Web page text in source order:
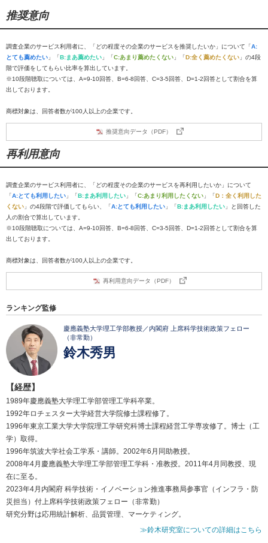
推奨意向
調査企業のサービス利用者に、「どの程度その企業のサービスを推奨したいか」について「A:
とても薦めたい 」「B:まあ薦めたい 」「C:あまり薦めたくない 」「D:全く薦めたくない 」の4段
階で評価をしてもらい比率を算出しています。
※10段階聴取については、A=9-10回答、B=6-8回答、C=3-5回答、D=1-2回答として割合を算
出しております。
商標対象は、回答者数が100人以上の企業です。
推奨意向データ（PDF）
再利用意向
調査企業のサービス利用者に、「どの程度その企業のサービスを再利用したいか」について
「A:とても利用したい 」「B:まあ利用したい 」「C:あまり利用したくない 」「D：全く利用した
くない 」の4段階で評価してもらい、「A:とても利用したい 」「B:まあ利用したい 」と回答した
人の割合で算出しています。
※10段階聴取については、A=9-10回答、B=6-8回答、C=3-5回答、D=1-2回答として割合を算
出しております。
商標対象は、回答者数が100人以上の企業です。
再利用意向データ（PDF）
ランキング監修
慶應義塾大学理工学部教授／内閣府 上席科学技術政策フェロー
（非常勤）
鈴木秀男
【経歴】
1989年慶應義塾大学理工学部管理工学科卒業。
1992年ロチェスター大学経営大学院修士課程修了。
1996年東京工業大学大学院理工学研究科博士課程経営工学専攻修了。博士（工
学）取得。
1996年筑波大学社会工学系・講師。2002年6月同助教授。
2008年4月慶應義塾大学理工学部管理工学科・准教授。2011年4月同教授、現
在に至る。
2023年4月内閣府 科学技術・イノベーション推進事務局参事官（インフラ・防
災担当）付上席科学技術政策フェロー（非常勤）
研究分野は応用統計解析、品質管理、マーケティング。
≫鈴木研究室についての詳細はこちら